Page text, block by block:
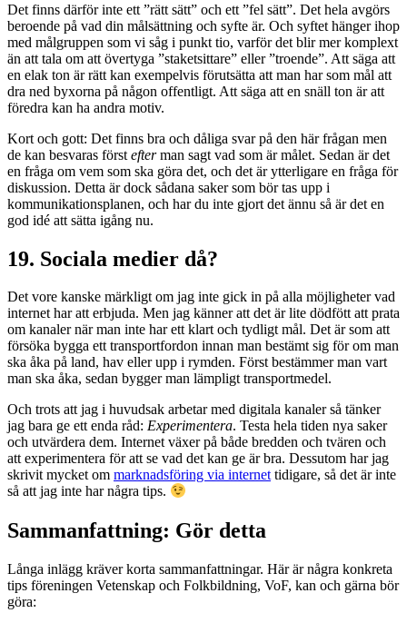
Det finns därför inte ett ”rätt sätt” och ett ”fel sätt”. Det hela avgörs
beroende på vad din målsättning och syfte är. Och syftet hänger ihop
med målgruppen som vi såg i punkt tio, varför det blir mer komplext
än att tala om att övertyga ”staketsittare” eller ”troende”. Att säga att
en elak ton är rätt kan exempelvis förutsätta att man har som mål att
dra ned byxorna på någon offentligt. Att säga att en snäll ton är att
föredra kan ha andra motiv.
Kort och gott: Det finns bra och dåliga svar på den här frågan men
de kan besvaras först efterman sagt vad som är målet. Sedan är det
en fråga om vem som ska göra det, och det är ytterligare en fråga för
diskussion. Detta är dock sådana saker som bör tas upp i
kommunikationsplanen, och har du inte gjort det ännu så är det en
god idé att sätta igång nu.
19. Sociala medier då?
Det vore kanske märkligt om jag inte gick in på alla möjligheter vad
internet har att erbjuda. Men jag känner att det är lite dödfött att prata
om kanaler när man inte har ett klart och tydligt mål. Det är som att
försöka bygga ett transportfordon innan man bestämt sig för om man
ska åka på land, hav eller upp i rymden. Först bestämmer man vart
man ska åka, sedan bygger man lämpligt transportmedel.
Och trots att jag i huvudsak arbetar med digitala kanaler så tänker
jag bara ge ett enda råd: Experimentera. Testa hela tiden nya saker
och utvärdera dem. Internet växer på både bredden och tvären och
att experimentera för att se vad det kan ge är bra. Dessutom har jag
skrivit mycket om marknadsföring via internettidigare, så det är inte
så att jag inte har några tips.
Sammanfattning: Gör detta
Långa inlägg kräver korta sammanfattningar. Här är några konkreta
tips föreningen Vetenskap och Folkbildning, VoF, kan och gärna bör
göra: